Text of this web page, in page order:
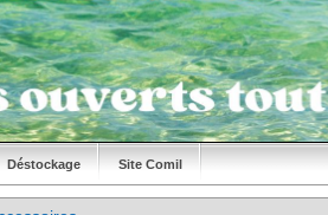
Déstockage Site Comil